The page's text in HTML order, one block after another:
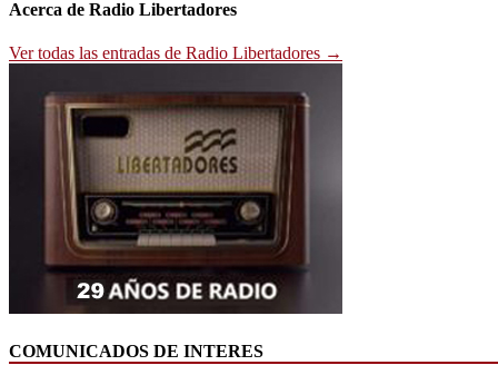
entradas
Acerca de Radio Libertadores
Ver todas las entradas de Radio Libertadores →
COMUNICADOS DE INTERES